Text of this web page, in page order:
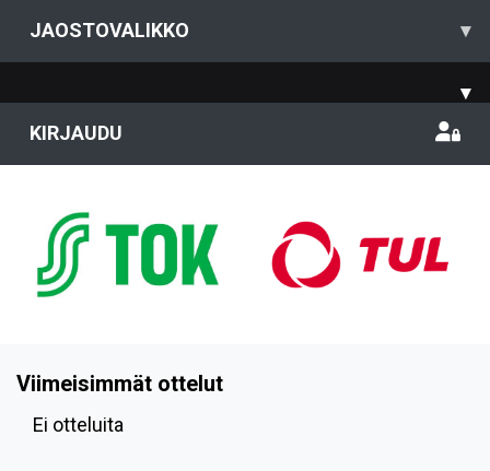
JAOSTOVALIKKO ▾
▾
KIRJAUDU
Viimeisimmät ottelut
Ei otteluita